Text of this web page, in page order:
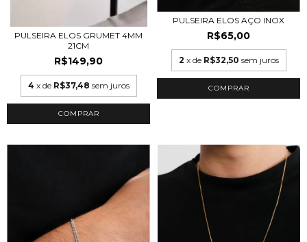
PULSEIRA ELOS GRUMET 4MM
21CM
R$149,90
4 x de R$37,48 sem juros
COMPRAR
PULSEIRA ELOS AÇO INOX
R$65,00
2 x de R$32,50 sem juros